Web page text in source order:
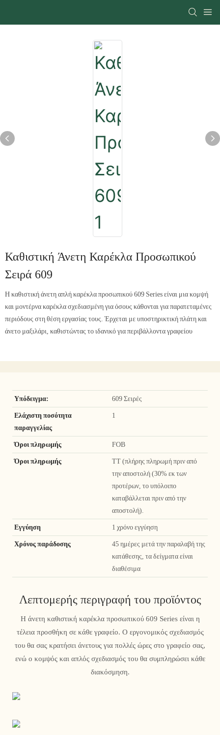
Καθιστική Άνετη Καρέκλα Προσωπικού
Σειρά 609
Η καθιστική άνετη απλή καρέκλα προσωπικού 609 Series είναι μια κομψή
και μοντέρνα καρέκλα σχεδιασμένη για όσους κάθονται για παρατεταμένες
περιόδους στη θέση εργασίας τους. Έρχεται με υποστηρικτική πλάτη και
άνετο μαξιλάρι, καθιστώντας το ιδανικό για περιβάλλοντα γραφείου
Υπόδειγμα: 609 Σειρές
Ελάχιστη ποσότητα
παραγγελίας
1
Όροι πληρωμής FOB
Όροι πληρωμής
TT (πλήρης πληρωμή πριν από
την αποστολή (30% εκ των
προτέρων, το υπόλοιπο
καταβάλλεται πριν από την
αποστολή).
Εγγύηση 1 χρόνο εγγύηση
Χρόνος παράδοσης
45 ημέρες μετά την παραλαβή της
κατάθεσης, τα δείγματα είναι
διαθέσιμα
Λεπτομερής περιγραφή του προϊόντος
Η άνετη καθιστική καρέκλα προσωπικού 609 Series είναι η
τέλεια προσθήκη σε κάθε γραφείο. Ο εργονομικός σχεδιασμός
του θα σας κρατήσει άνετους για πολλές ώρες στο γραφείο σας,
ενώ ο κομψός και απλός σχεδιασμός του θα συμπληρώσει κάθε
διακόσμηση.